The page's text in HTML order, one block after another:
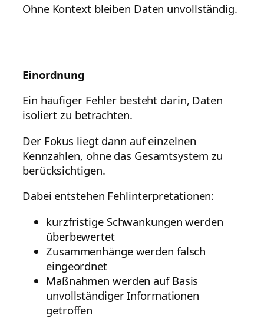
Ohne Kontext bleiben Daten unvollständig.
Einordnung
Ein häufiger Fehler besteht darin, Daten
isoliert zu betrachten.
Der Fokus liegt dann auf einzelnen
Kennzahlen, ohne das Gesamtsystem zu
berücksichtigen.
Dabei entstehen Fehlinterpretationen:
kurzfristige Schwankungen werden
überbewertet
Zusammenhänge werden falsch
eingeordnet
Maßnahmen werden auf Basis
unvollständiger Informationen
getroffen